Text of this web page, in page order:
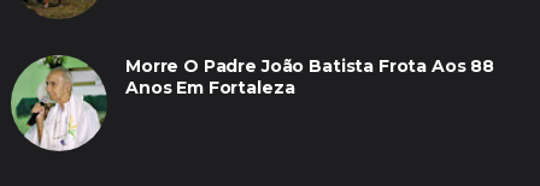
Morre O Padre João Batista Frota Aos 88
Anos Em Fortaleza